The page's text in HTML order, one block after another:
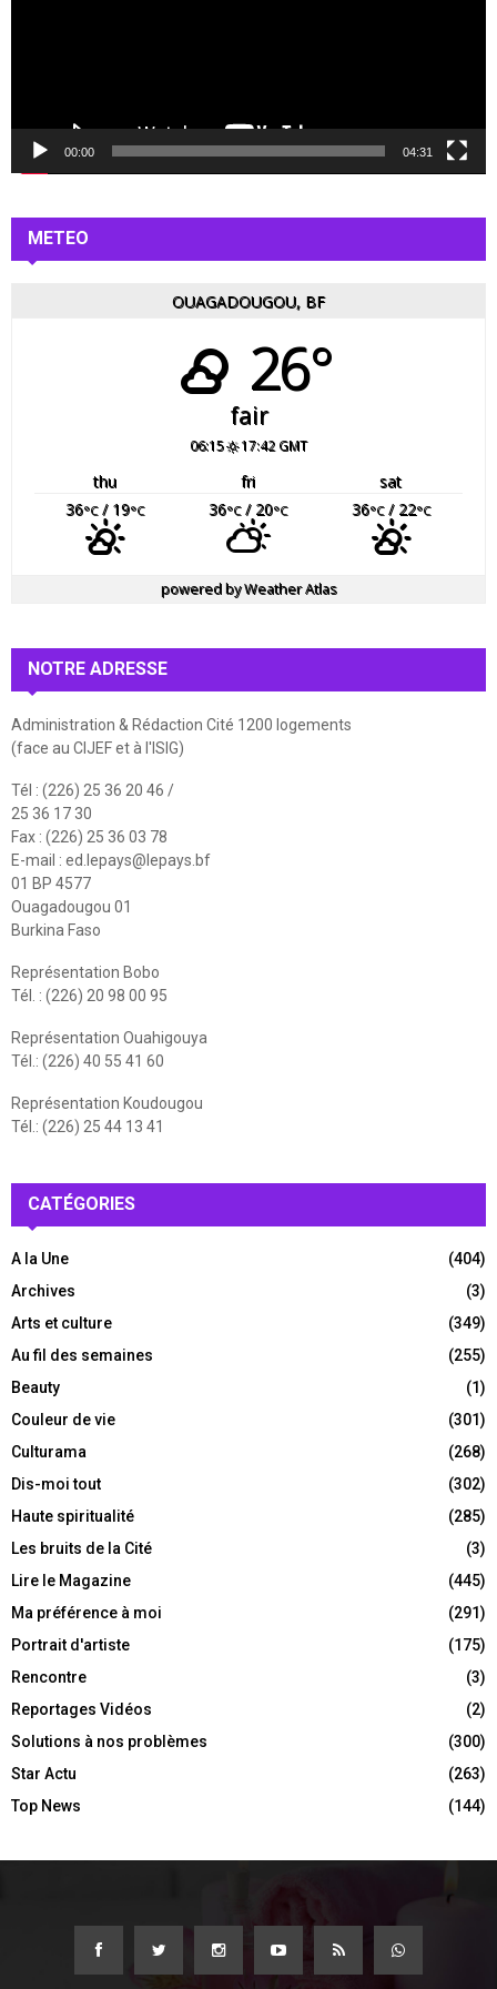
d
o
00:00 04:31
METEO
OUAGADOUGOU, BF
26°
fair
06:15 17:42 GMT
thu fri
sat
36°C/ 19°C 36°C/ 20°C 36°C/ 22°C
powered byWeather Atlas
NOTRE ADRESSE
Administration & Rédaction Cité 1200 logements
(face au CIJEF et à l'ISIG)
Tél : (226) 25 36 20 46 /
25 36 17 30
Fax : (226) 25 36 03 78
E-mail : ed.lepays@lepays.bf
01 BP 4577
Ouagadougou 01
Burkina Faso
Représentation Bobo
Tél. : (226) 20 98 00 95
Représentation Ouahigouya
Tél.: (226) 40 55 41 60
Représentation Koudougou
Tél.: (226) 25 44 13 41
CATÉGORIES
A la Une
(404)
Archives
(3)
Arts et culture
(349)
Au fil des semaines
(255)
Beauty
(1)
Couleur de vie
(301)
Culturama
(268)
Dis-moi tout
(302)
Haute spiritualité
(285)
Les bruits de la Cité
(3)
Lire le Magazine
(445)
Ma préférence à moi
(291)
Portrait d'artiste
(175)
Rencontre
(3)
Reportages Vidéos
(2)
Solutions à nos problèmes
(300)
Star Actu
(263)
Top News
(144)